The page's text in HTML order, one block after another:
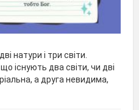
натури і три світи.
існують два світи, чи дві
а друга невидима,